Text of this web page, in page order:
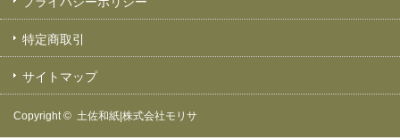
特定商取引
サイトマップ
Copyright © 土佐和紙|株式会社モリサ